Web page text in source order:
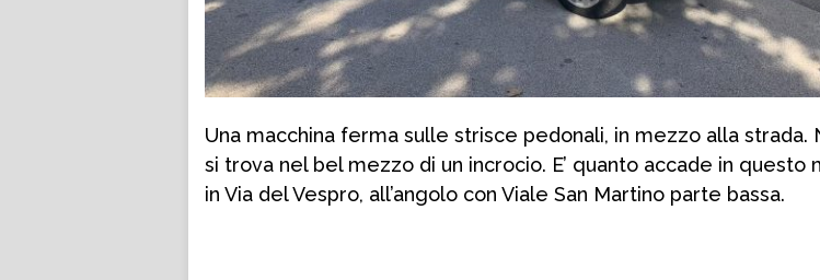
Una macchina ferma sulle strisce pedonali, in mezzo alla strada.
si trova nel bel mezzo di un incrocio. E’ quanto accade in questo
in Via del Vespro, all’angolo con Viale San Martino parte bassa.